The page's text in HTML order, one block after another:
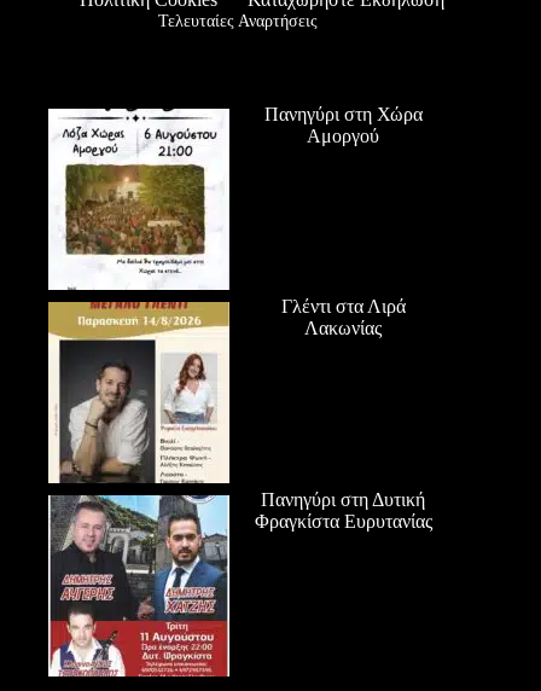
Τελευταίες Αναρτήσεις
Πανηγύρι στη Χώρα
Αμοργού
Γλέντι στα Λιρά
Λακωνίας
Πανηγύρι στη Δυτική
Φραγκίστα Ευρυτανίας